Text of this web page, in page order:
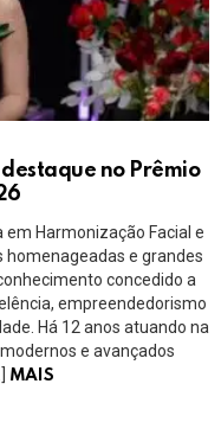
no Prêmio
em Harmonização Facial e
homenageadas e grandes
concedido a
empreendedorismo
Há 12 anos atuando na
e avançados
MAIS